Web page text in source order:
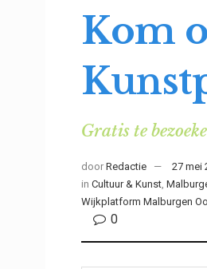
Kom
Gratis te
door Redactie
27 mei
in Cultuur & Kunst,
Wijkplatform Malburgen
0